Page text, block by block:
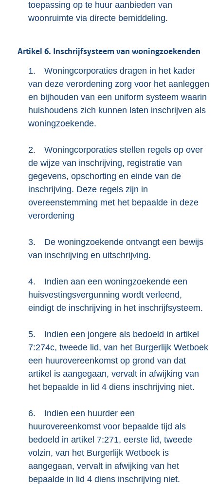
toepassing op te huur aanbieden van
woonruimte via directe bemiddeling.
Artikel 6. Inschrijfsysteem van woningzoekenden
1.
Woningcorporaties dragen in het kader
van deze verordening zorg voor het aanleggen
en bijhouden van een uniform systeem waarin
huishoudens zich kunnen laten inschrijven als
woningzoekende.
2.
Woningcorporaties stellen regels op over
de wijze van inschrijving, registratie van
gegevens, opschorting en einde van de
inschrijving. Deze regels zijn in
overeenstemming met het bepaalde in deze
verordening
3.
De woningzoekende ontvangt een bewijs
van inschrijving en uitschrijving.
4.
Indien aan een woningzoekende een
huisvestingsvergunning wordt verleend,
eindigt de inschrijving in het inschrijfsysteem.
5.
Indien een jongere als bedoeld in artikel
7:274c, tweede lid, van het Burgerlijk Wetboek
een huurovereenkomst op grond van dat
artikel is aangegaan, vervalt in afwijking van
het bepaalde in lid 4 diens inschrijving niet.
6.
Indien een huurder een
huurovereenkomst voor bepaalde tijd als
bedoeld in artikel 7:271, eerste lid, tweede
volzin, van het Burgerlijk Wetboek is
aangegaan, vervalt in afwijking van het
bepaalde in lid 4 diens inschrijving niet.